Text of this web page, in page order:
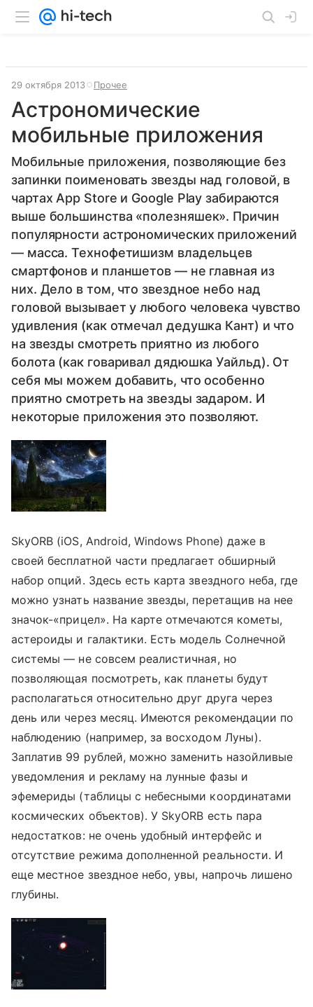
29 октября 2013 Прочее
Астрономические
мобильные приложения
Мобильные приложения, позволяющие без
запинки поименовать звезды над головой, в
чартах App Store и Google Play забираются
выше большинства «полезняшек». Причин
популярности астрономических приложений
— масса. Технофетишизм владельцев
смартфонов и планшетов — не главная из
них. Дело в том, что звездное небо над
головой вызывает у любого человека чувство
удивления (как отмечал дедушка Кант) и что
на звезды смотреть приятно из любого
болота (как говаривал дядюшка Уайльд). От
себя мы можем добавить, что особенно
приятно смотреть на звезды задаром. И
некоторые приложения это позволяют.
SkyORB (iOS, Android, Windows Phone) даже в
своей бесплатной части предлагает обширный
набор опций. Здесь есть карта звездного неба, где
можно узнать название звезды, перетащив на нее
значок-«прицел». На карте отмечаются кометы,
астероиды и галактики. Есть модель Солнечной
системы — не совсем реалистичная, но
позволяющая посмотреть, как планеты будут
располагаться относительно друг друга через
день или через месяц. Имеются рекомендации по
наблюдению (например, за восходом Луны).
Заплатив 99 рублей, можно заменить назойливые
уведомления и рекламу на лунные фазы и
эфемериды (таблицы с небесными координатами
космических объектов). У SkyORB есть пара
недостатков: не очень удобный интерфейс и
отсутствие режима дополненной реальности. И
еще местное звездное небо, увы, напрочь лишено
глубины.